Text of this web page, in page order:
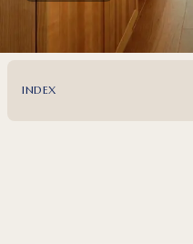
INDEX